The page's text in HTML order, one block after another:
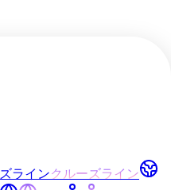
ラインクルーズライン